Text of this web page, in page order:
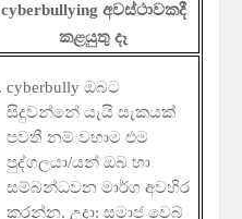
cyberbullying අවස්ථාවකදී
කළයුතු දෑ
cyberbully ඔබට
සිදුවන්නේ යැයි සැකයක්
පවතී නම් වහාම එම
පුද්ගලයා/යන් ඔබ හා
සම්බන්ධවන මාර්ග අවහිර
කරන්න. උදා: සමාජ වෙබ්